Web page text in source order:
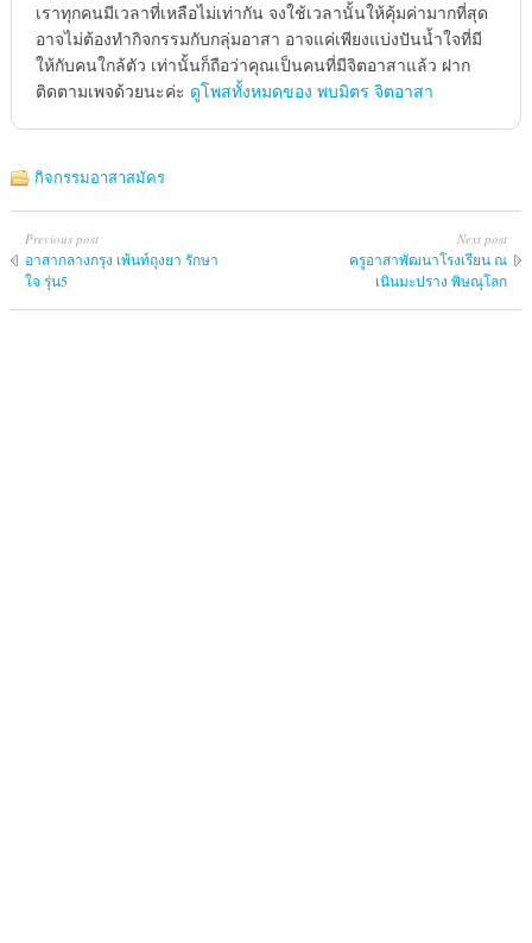
เราทุกคนมีเวลาที่เหลือไม่เท่ากัน จงใช้เวลานั้นให้คุ้มค่ามากที่สุด
อาจไม่ต้องทำกิจกรรมกับกลุ่มอาสา อาจแค่เพียงแบ่งปันน้ำใจที่มี
ให้กับคนใกล้ตัว เท่านั้นก็ถือว่าคุณเป็นคนที่มีจิตอาสาแล้ว ฝาก
ติดตามเพจด้วยนะค่ะ ดูโพสทั้งหมดของ พบมิตร จิตอาสา
กิจกรรมอาสาสมัคร
Previous post
อาสากลางกรุง เพ้นท์ถุงยา รักษา
ใจ รุ่น5
Next post
ครูอาสาพัฒนาโรงเรียน ณ
เนินมะปราง พิษณุโลก